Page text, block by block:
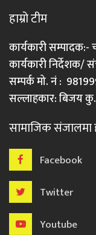
हाम्रो टीम
कार्यकारी सम्पादक:-
कार्यकारी
सम्पर्क मो. नं :
सल्लाहकार: बिजय
सामाजिक संजालमा
Facebook
Twitter
Youtube